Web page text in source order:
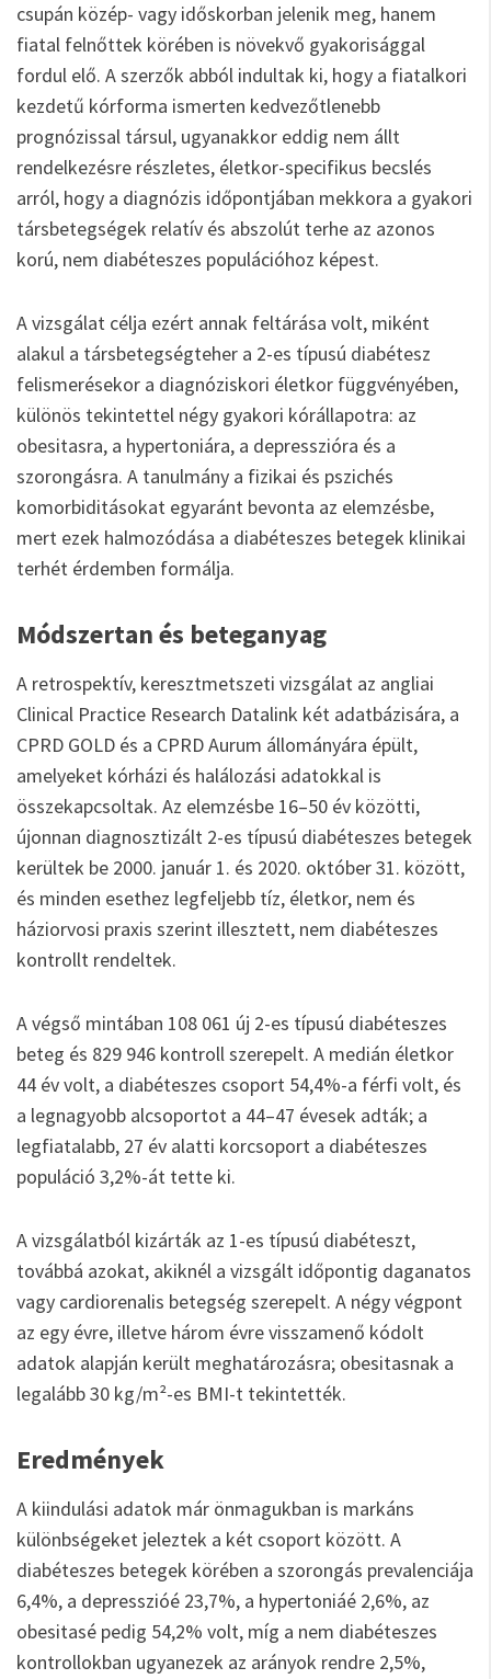
csupán közép- vagy időskorban jelenik meg, hanem
fiatal felnőttek körében is növekvő gyakorisággal
fordul elő. A szerzők abból indultak ki, hogy a fiatalkori
kezdetű kórforma ismerten kedvezőtlenebb
prognózissal társul, ugyanakkor eddig nem állt
rendelkezésre részletes, életkor-specifikus becslés
arról, hogy a diagnózis időpontjában mekkora a gyakori
társbetegségek relatív és abszolút terhe az azonos
korú, nem diabéteszes populációhoz képest.
A vizsgálat célja ezért annak feltárása volt, miként
alakul a társbetegségteher a 2-es típusú diabétesz
felismerésekor a diagnóziskori életkor függvényében,
különös tekintettel négy gyakori kórállapotra: az
obesitasra, a hypertoniára, a depresszióra és a
szorongásra. A tanulmány a fizikai és pszichés
komorbiditásokat egyaránt bevonta az elemzésbe,
mert ezek halmozódása a diabéteszes betegek klinikai
terhét érdemben formálja.
Módszertan és beteganyag
A retrospektív, keresztmetszeti vizsgálat az angliai
Clinical Practice Research Datalink két adatbázisára, a
CPRD GOLD és a CPRD Aurum állományára épült,
amelyeket kórházi és halálozási adatokkal is
összekapcsoltak. Az elemzésbe 16–50 év közötti,
újonnan diagnosztizált 2-es típusú diabéteszes betegek
kerültek be 2000. január 1. és 2020. október 31. között,
és minden esethez legfeljebb tíz, életkor, nem és
háziorvosi praxis szerint illesztett, nem diabéteszes
kontrollt rendeltek.
A végső mintában 108 061 új 2-es típusú diabéteszes
beteg és 829 946 kontroll szerepelt. A medián életkor
44 év volt, a diabéteszes csoport 54,4%-a férfi volt, és
a legnagyobb alcsoportot a 44–47 évesek adták; a
legfiatalabb, 27 év alatti korcsoport a diabéteszes
populáció 3,2%-át tette ki.
A vizsgálatból kizárták az 1-es típusú diabéteszt,
továbbá azokat, akiknél a vizsgált időpontig daganatos
vagy cardiorenalis betegség szerepelt. A négy végpont
az egy évre, illetve három évre visszamenő kódolt
adatok alapján került meghatározásra; obesitasnak a
legalább 30 kg/m²-es BMI-t tekintették.
Eredmények
A kiindulási adatok már önmagukban is markáns
különbségeket jeleztek a két csoport között. A
diabéteszes betegek körében a szorongás prevalenciája
6,4%, a depresszióé 23,7%, a hypertoniáé 2,6%, az
obesitasé pedig 54,2% volt, míg a nem diabéteszes
kontrollokban ugyanezek az arányok rendre 2,5%,